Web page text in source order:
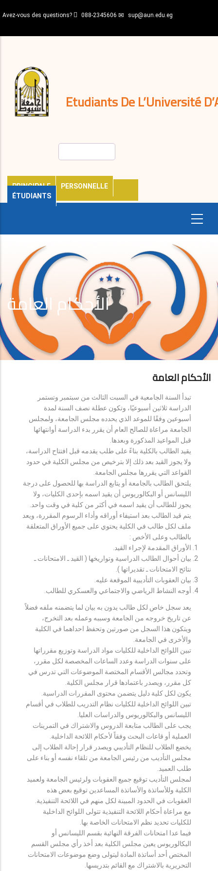
au
principal
Avez-vous des questions? 088-2345606 sup@aun.edu.eg
Etudiants De L’Université
PRINCIPALE
PERSONNELLE
ÉTUDIANTS
décisions
Expatriés
Journal
الأحكام العامة
الأحكام العامة
تبدأ السنة الجامعية في السبت الثالث من سبتمبر وتستمر
الدراسة ثلاثين أسبوعيًا، وتكون عطلة نصف السنة لمدة
أسبوعين وفقًا للموعد الذي يحدده مجلس الجامعة، ولمجلس
الجامعة مراعاة للصالح العام أن يقرر بدء الدراسة أوانتهائها
قبل المواعيد المذكورة وبعدها.
يقيد الطالب بالكلية بناءً على طلب يقدمه قبل افتتاح الدراسة،
ولا يجوز القيد بعد ذلك إلا بترخيص من مجلس الكلية في حدود
القواعد التي يقررها مجلس الجامعة.
يلتحق الطالب بالجامعة أو يتابع الدراسة بها للحصول على درجة
الليسانس أو البكالوريوس أن يقيد اسمه بإحدى الكليات، ولا
يجوز للطالب أن يقيد اسمه في أكثر من كلية في وقت واحد.
يتم قيد الطالب بعد استيفاء أوراقه وأداء الرسوم المقررة، ويعد
ملف لكل طالب في الكلية يحتوي على جميع الأوراق المتعلقة
بالطالب وعلى الأخص :
الأوراق المقدمة لإجراء القيد.
بيان أحوال الطالب الدراسية وتواريخها ( القيد ـ الامتحانات ـ
نتائح الامتحانات ـ تقديراتها ).
بيان العقوبات التأديبية الموقعة عليه.
أوجه النشاط الرياضي والاجتماعي والعسكري للطالب.
يعد سجل خاص لكل طالب يدون به بيان لما يتضمنه ملفه فضلاً
عن تاريخ خروجه من الجامعة وسببه وعمله بعد التخرج،
ويتكون هذا السجل من صورتين وتحفظ احداهما في الكلية
والأخرى في الجامعة.
تبين اللوائح الداخلية للكليات مواد الدراسة وتوزيع مقرراتها
على سنوات الدراسة وعدد الساعات المخصصة لكل مقرر،
وتحدد مجالس الأقسام المختصة الموضوعات التي تدرس في
كل مقرر، ويصدر باعتمادها قرار مجلس الكلية.
يكون لكل كلية دليل يتضمن محتوى المقررات الدراسية.
تبين اللوائح الداخلية للكليات نظام التدريب للطلاب في أقسام
الليسانس والبكالوريوس والدراسات العليا.
يجب على الطالب متابعة الدروس والاشتراك في التمرينات
العملية أو قاعات البحث وفقاً لأحكام اللائحة الداخلية.
يخضع الطلاب للنظام التأديبي ويصدر قرار إحالة الطلاب إلى
مجلس التأديب من رئيس الجامعة من تلقاء نفسه أو بناء على
طلب العميد.
لمجلس التأديب توقيع جميع العقوبات ولرئيس الجامعة ولعميد
الكلية وللأساتذة والأساتذة المساعدين توقيع بعض هذه
العقوبات في الحدود المبينة لكل منهم في اللائحة التنفيذية.
مع مراعاة أحكام اللائحة التنفيذية تتولى اللوائح الداخلية
للكليات تحديد نظم الامتحانات الخاصة بها.
فيما عدا امتحانات الفرقة النهائية بقسم الليسانس أو
البكالوريوس يعين مجلس الكلية بعد أخذ رأي مجلس القسم
المختص أحد أساتذة المادة ليتولى وضع موضوعات الامتحانات
التحريرية بالاشتراك مع القائم بتدريسها.